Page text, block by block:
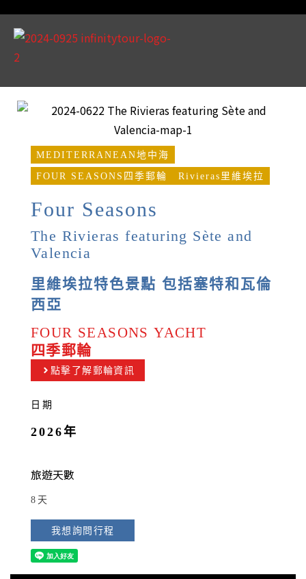
MEDITERRANEAN地中海
FOUR SEASONS四季郵輪
Rivieras里維埃拉
Four Seasons
The Rivieras featuring Sète and
Valencia
里維埃拉特色景點 包括塞特和瓦倫
西亞
FOUR SEASONS YACHT
四季郵輪
點擊了解郵輪資訊
日期
2026年
旅遊天數
8天
我想詢問行程